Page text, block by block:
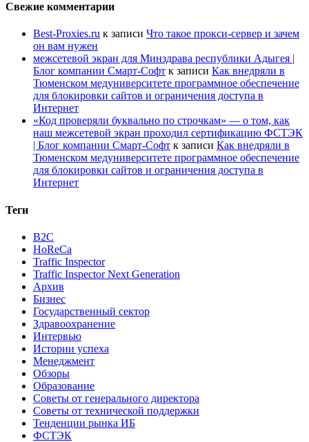
Свежие комментарии
Best-Proxies.ru к записи Что такое прокси-сервер и зачем
он вам нужен
межсетевой экран для Минздрава республики Адыгея |
Блог компании Смарт-Софт к записи Как внедряли в
Тюменском медуниверситете программное обеспечение
для блокировки сайтов и ограничения доступа в
Интернет
«Код проверяли буквально по строчкам» — о том, как
наш межсетевой экран проходил сертификацию ФСТЭК
| Блог компании Смарт-Софт к записи Как внедряли в
Тюменском медуниверситете программное обеспечение
для блокировки сайтов и ограничения доступа в
Интернет
Теги
B2C
HoReCa
Traffic Inspector
Traffic Inspector Next Generation
Архив
Бизнес
Государственный сектор
Здравоохранение
Интервью
Истории успеха
Менеджмент
Обзоры
Образование
Советы от генерального директора
Советы от технической поддержки
Тенденции рынка ИБ
ФСТЭК